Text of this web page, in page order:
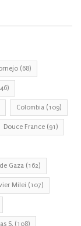
(68)
Colombia (109)
Douce France (91)
Gaza (162)
Milei (107)
S. (108)